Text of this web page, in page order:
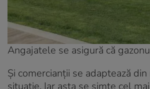
Angajatele se asigură că
Și comercianții se adaptează
situație. Iar asta se simte cel